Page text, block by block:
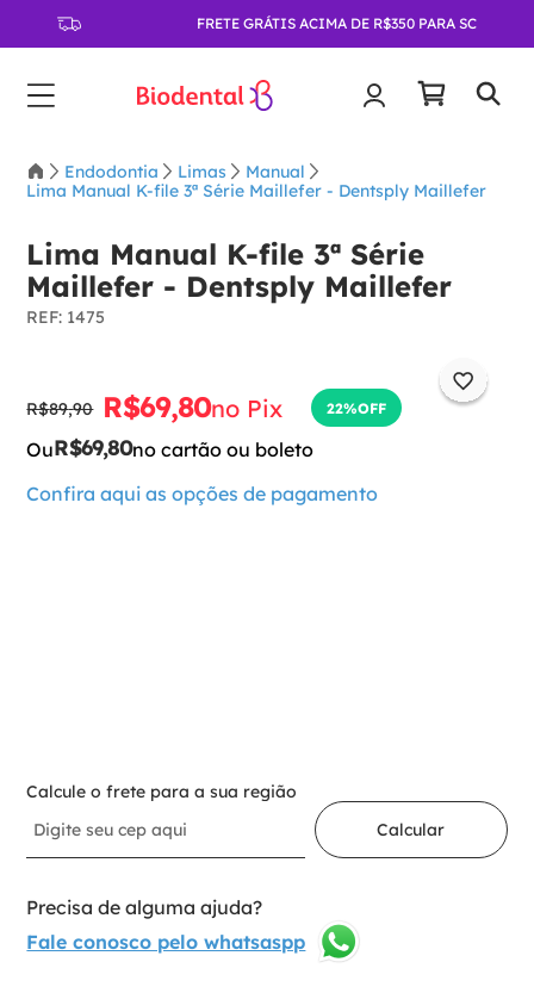
FRETE GRÁTIS ACIMA DE R$350 PARA SC
Endodontia Limas
Manual
Lima Manual K-file 3ª Série Maillefer - Dentsply Maillefer
Lima Manual K-file 3ª Série
Maillefer - Dentsply Maillefer
: 1475
R$89,90 R$69,80no Pix 22%OFF
OuR$69,80no cartão ou boleto
Confira aqui as opções de pagamento
Calcule o frete para a sua região
Calcular
Precisa de alguma ajuda?
Fale conosco pelo whatsaspp